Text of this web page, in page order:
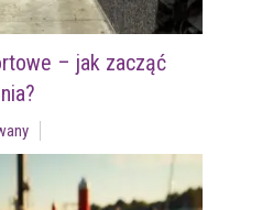
– jak zacząć